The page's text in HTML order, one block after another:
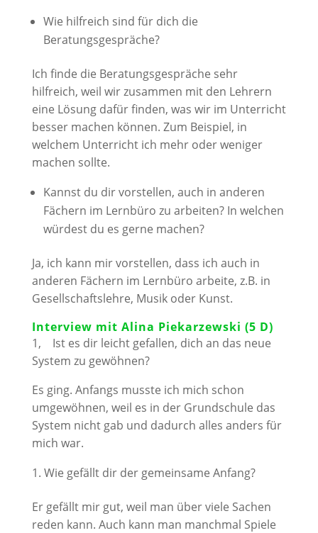
Wie hilfreich sind für dich die
Beratungsgespräche?
Ich finde die Beratungsgespräche sehr
hilfreich, weil wir zusammen mit den Lehrern
eine Lösung dafür finden, was wir im Unterricht
besser machen können. Zum Beispiel, in
welchem Unterricht ich mehr oder weniger
machen sollte.
Kannst du dir vorstellen, auch in anderen
Fächern im Lernbüro zu arbeiten? In welchen
würdest du es gerne machen?
Ja, ich kann mir vorstellen, dass ich auch in
anderen Fächern im Lernbüro arbeite, z.B. in
Gesellschaftslehre, Musik oder Kunst.
Interview mit Alina Piekarzewski (5 D)
1, Ist es dir leicht gefallen, dich an das neue
System zu gewöhnen?
Es ging. Anfangs musste ich mich schon
umgewöhnen, weil es in der Grundschule das
System nicht gab und dadurch alles anders für
mich war.
Wie gefällt dir der gemeinsame Anfang?
Er gefällt mir gut, weil man über viele Sachen
reden kann. Auch kann man manchmal Spiele